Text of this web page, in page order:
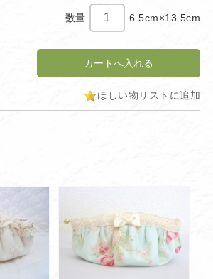
数量 6.5cm×13.5cm
ほしい物リストに追加